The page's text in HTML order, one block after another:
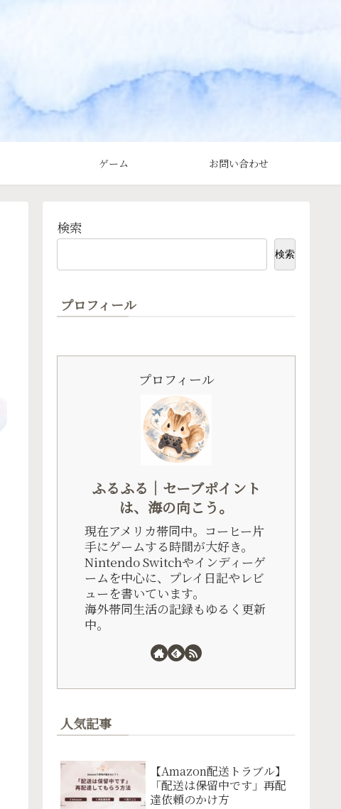
ゲーム お問い合わせ
検索
検索
プロフィール
プロフィール
ふるふる｜セーブポイント
は、海の向こう。
現在アメリカ帯同中。コーヒー片
手にゲームする時間が大好き。
Nintendo Switchやインディーゲ
ームを中心に、プレイ日記やレビ
ューを書いています。
海外帯同生活の記録もゆるく更新
中。
人気記事
【Amazon配送トラブル】
「配送は保留中です」再配
達依頼のかけ方